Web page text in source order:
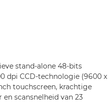
stand-alone 48-bits
dpi CCD-technologie (9600 x
touchscreen, krachtige
scansnelheid van 23